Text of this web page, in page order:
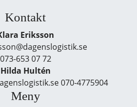
Kontakt
Eriksson
073-653 07 72
Hilda Hultén
070-4775904
Meny